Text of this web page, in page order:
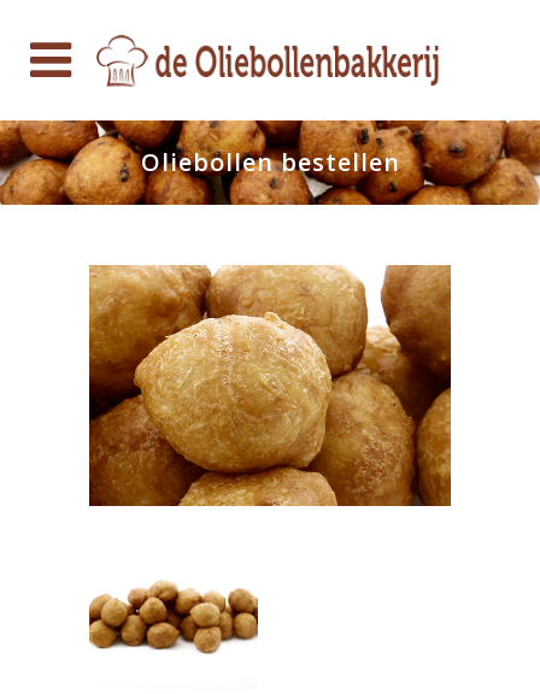
Oliebollen bestellen